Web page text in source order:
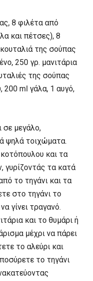
8 φιλέτα από
και πέτσες), 8
της σούπας
250 γρ. μανιτάρια
της σούπας
200 ml γάλα, 1 αυγό,
σε μεγάλο,
ψηλά τοιχώματα.
και τα
γυρίζοντάς τα κατά
το τηγάνι και τα
στο τηγάνι το
γίνει τραγανό.
και το θυμάρι ή
μέχρι να πάρει
το αλεύρι και
το τηγάνι